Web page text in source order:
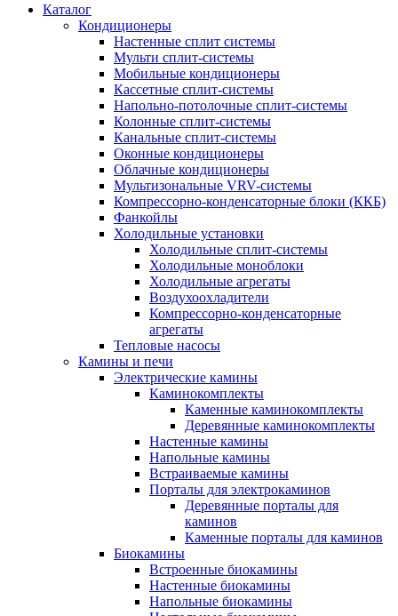
Каталог
Кондиционеры
Настенные сплит системы
Мульти сплит-системы
Мобильные кондиционеры
Кассетные сплит-системы
Напольно-потолочные сплит-системы
Колонные сплит-системы
Канальные сплит-системы
Оконные кондиционеры
Облачные кондиционеры
Мультизональные VRV-системы
Компрессорно-конденсаторные блоки (ККБ)
Фанкойлы
Холодильные установки
Холодильные сплит-системы
Холодильные моноблоки
Холодильные агрегаты
Воздухоохладители
Компрессорно-конденсаторные
агрегаты
Тепловые насосы
Камины и печи
Электрические камины
Каминокомплекты
Каменные каминокомплекты
Деревянные каминокомплекты
Настенные камины
Напольные камины
Встраиваемые камины
Порталы для электрокаминов
Деревянные порталы для
каминов
Каменные порталы для каминов
Биокамины
Встроенные биокамины
Настенные биокамины
Напольные биокамины